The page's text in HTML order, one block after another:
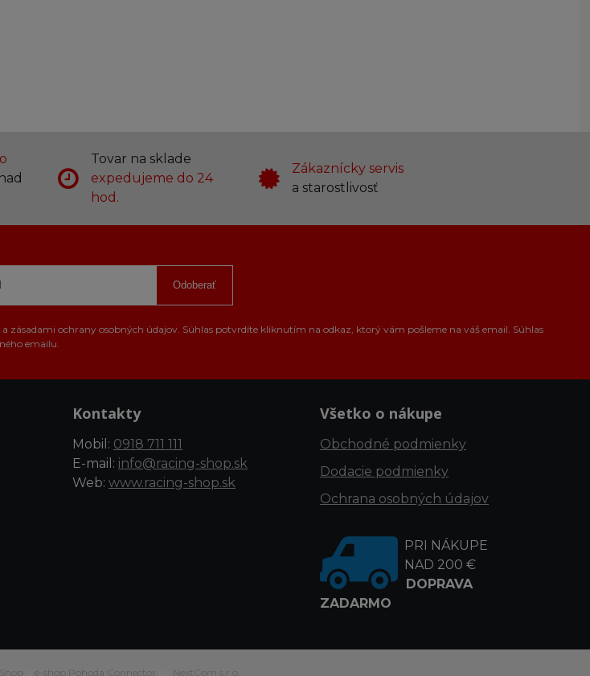
Tovar na sklade
expedujeme do 24
hod.
Zákaznícky servis
a starostlivosť
Odoberať
zásadami ochrany osobných údajov. Súhlas potvrdíte kliknutím na odkaz, ktorý vám pošleme na váš email. Súhlas
emailu.
Kontakty
Mobil: 0918 711 111
E-mail: info@racing-shop.sk
Web: www.racing-shop.sk
Všetko o nákupe
Obchodné podmienky
Dodacie podmienky
Ochrana osobných údajov
PRI NÁKUPE
NAD 200 €
DOPRAVA
ZADARMO
e-shop Pohoda Connector NextCom s.r.o.